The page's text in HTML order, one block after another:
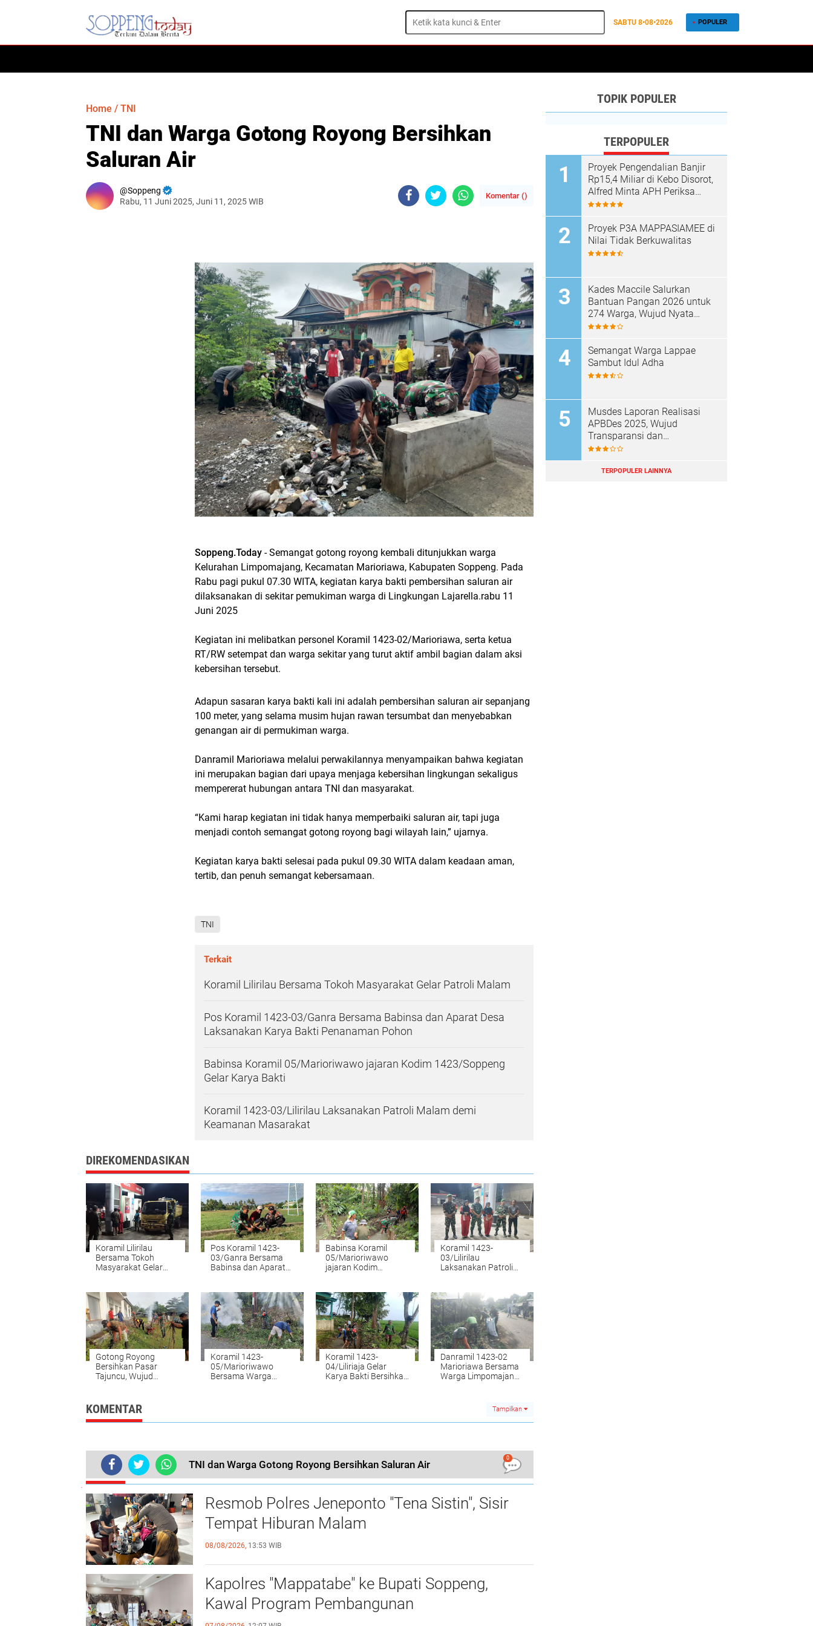
SABTU 8•08•2026 POPULER
Home / TNI
TNI dan Warga Gotong Royong Bersihkan
Saluran Air
Soppeng
Rabu, 11 Juni 2025, Juni 11, 2025 WIB
Komentar ()
Soppeng.Today - Semangat gotong royong kembali ditunjukkan warga
Kelurahan Limpomajang, Kecamatan Marioriawa, Kabupaten Soppeng. Pada
Rabu pagi pukul 07.30 WITA, kegiatan karya bakti pembersihan saluran air
dilaksanakan di sekitar pemukiman warga di Lingkungan Lajarella.rabu 11
Juni 2025
Kegiatan ini melibatkan personel Koramil 1423-02/Marioriawa, serta ketua
RT/RW setempat dan warga sekitar yang turut aktif ambil bagian dalam aksi
kebersihan tersebut.
Adapun sasaran karya bakti kali ini adalah pembersihan saluran air sepanjang
100 meter, yang selama musim hujan rawan tersumbat dan menyebabkan
genangan air di permukiman warga.
Danramil Marioriawa melalui perwakilannya menyampaikan bahwa kegiatan
ini merupakan bagian dari upaya menjaga kebersihan lingkungan sekaligus
mempererat hubungan antara TNI dan masyarakat.
“Kami harap kegiatan ini tidak hanya memperbaiki saluran air, tapi juga
menjadi contoh semangat gotong royong bagi wilayah lain,” ujarnya.
Kegiatan karya bakti selesai pada pukul 09.30 WITA dalam keadaan aman,
tertib, dan penuh semangat kebersamaan.
TNI
Terkait
Koramil Lilirilau Bersama Tokoh Masyarakat Gelar Patroli Malam
Pos Koramil 1423-03/Ganra Bersama Babinsa dan Aparat Desa
Laksanakan Karya Bakti Penanaman Pohon
Babinsa Koramil 05/Marioriwawo jajaran Kodim 1423/Soppeng
Gelar Karya Bakti
Koramil 1423-03/Lilirilau Laksanakan Patroli Malam demi
Keamanan Masarakat
DIREKOMENDASIKAN
Koramil Lilirilau
Bersama Tokoh
Masyarakat Gelar
Pos Koramil 1423-
03/Ganra Bersama
Babinsa dan Aparat
Penanaman Pohon
Babinsa Koramil
05/Marioriwawo
jajaran Kodim
Koramil 1423-
03/Lilirilau
Laksanakan Patroli
Masarakat
Gotong Royong
Bersihkan Pasar
Tajuncu, Wujud
Koramil 1423-
05/Marioriwawo
Bersama Warga
Koramil 1423-
04/Liliriaja Gelar
Karya Bakti Bersihkan
Danramil 1423-02
Marioriawa Bersama
Warga Limpomajang
KOMENTAR Tampilkan
TNI dan Warga Gotong Royong Bersihkan Saluran Air
0
TERKINI
Resmob Polres Jeneponto "Tena Sistin", Sisir
Tempat Hiburan Malam ‎
08/08/2026, 13:53 WIB
Kapolres "Mappatabe" ke Bupati Soppeng,
Kawal Program Pembangunan ‎ ‎
TOPIK POPULER
TERPOPULER
Proyek Pengendalian Banjir
Rp15,4 Miliar di Kebo Disorot,
Alfred Minta APH Periksa
Dugaan Material Ilegal
Proyek P3A MAPPASIAMEE di
Nilai Tidak Berkuwalitas
Kades Maccile Salurkan
Bantuan Pangan 2026 untuk
274 Warga, Wujud Nyata
Kepedulian terhadap
Semangat Warga Lappae
Sambut Idul Adha
Musdes Laporan Realisasi
APBDes 2025, Wujud
Transparansi dan
Akuntabilitas Desa Parenring
TERPOPULER LAINNYA